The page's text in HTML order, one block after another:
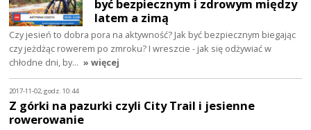
być bezpiecznym i zdrowym między
latem a zimą
Czy jesień to dobra pora na aktywność? Jak być bezpiecznym biegając
czy jeżdżąc rowerem po zmroku? I wreszcie - jak się odżywiać w
chłodne dni, by… » więcej
2017-11-02, godz. 10:44
Z górki na pazurki czyli City Trail i jesienne
rowerowanie